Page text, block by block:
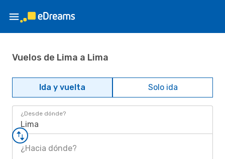
Vuelos de Lima a Lima
Ida y vuelta Solo ida
¿Desde dónde?
Lima
¿Hacia dónde?